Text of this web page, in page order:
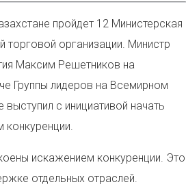
пройдет 12 Министерская
торговой организации. Министр
Максим Решетников на
Группы лидеров на Всемирном
с инициативой начать
искажением конкуренции. Это
отдельных отраслей.